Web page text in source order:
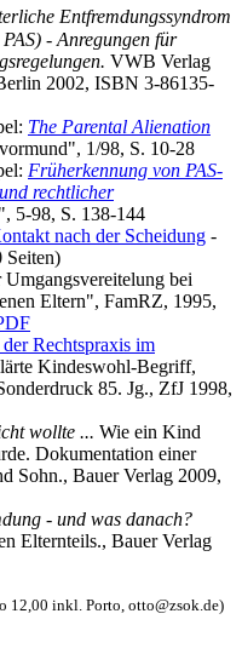
Entfremdungssyndrom
- Anregungen für
VWB Verlag
2002, ISBN 3-86135-
The Parental Alienation
1/98, S. 10-28
Früherkennung von PAS-
rechtlicher
5-98, S. 138-144
nach der Scheidung -
Seiten)
bei
Eltern", FamRZ, 1995,
Rechtspraxis im
Kindeswohl-Begriff,
85. Jg., ZfJ 1998,
wollte ... Wie ein Kind
Dokumentation einer
Sohn., Bauer Verlag 2009,
- und was danach?
Elternteils., Bauer Verlag
12,00 inkl. Porto, otto@zsok.de)